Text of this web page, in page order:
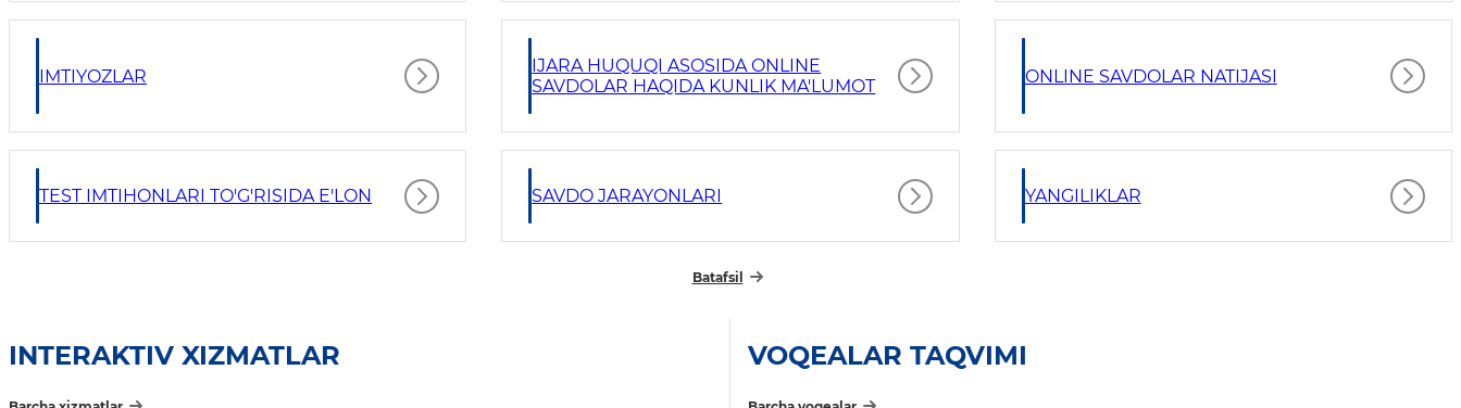
IMTIYOZLAR
IJARA HUQUQI ASOSIDA ONLINE
SAVDOLAR HAQIDA KUNLIK MA'LUMOT
ONLINE SAVDOLAR NATIJASI
TEST IMTIHONLARI TO'G'RISIDA E'LON SAVDO JARAYONLARI YANGILIKLAR
Batafsil
INTERAKTIV XIZMATLAR VOQEALAR TAQVIMI